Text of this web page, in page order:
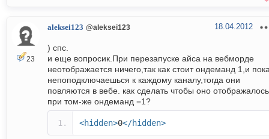
23
aleksei123 @aleksei123 18.04.2012
) cпс.
и еще вопросик.При перезапуске айса на вебморде
неотображается ничего,так как стоит ондеманд 1,и
непоподключаешься к каждому каналу,тогда они
повляются в вебе. как сделать чтобы оно отображалось
при том-же ондеманд =1?
<hidden>0</hidden>